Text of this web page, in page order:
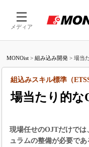
メディア
MONOist > 組み込み開発 > 場当
場当たり的な
組込みスキル標準（
現場任せのOJTだけで
ュラムの整備が必要であ